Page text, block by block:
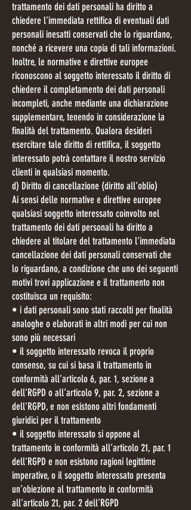
trattamento dei dati personali ha diritto a
chiedere l’immediata rettifica di eventuali dati
personali inesatti conservati che lo riguardano,
nonché a ricevere una copia di tali informazioni.
Inoltre, le normative e direttive europee
riconoscono al soggetto interessato il diritto di
chiedere il completamento dei dati personali
incompleti, anche mediante una dichiarazione
supplementare, tenendo in considerazione la
finalità del trattamento. Qualora desideri
esercitare tale diritto di rettifica, il soggetto
interessato potrà contattare il nostro servizio
clienti in qualsiasi momento.
d) Diritto di cancellazione (diritto all’oblio)
Ai sensi delle normative e direttive europee
qualsiasi soggetto interessato coinvolto nel
trattamento dei dati personali ha diritto a
chiedere al titolare del trattamento l’immediata
cancellazione dei dati personali conservati che
lo riguardano, a condizione che uno dei seguenti
motivi trovi applicazione e il trattamento non
costituisca un requisito:
• i dati personali sono stati raccolti per finalità
analoghe o elaborati in altri modi per cui non
sono più necessari
• il soggetto interessato revoca il proprio
consenso, su cui si basa il trattamento in
conformità all’articolo 6, par. 1, sezione a
dell’RGPD o all’articolo 9, par. 2, sezione a
dell’RGPD, e non esistono altri fondamenti
giuridici per il trattamento
• il soggetto interessato si oppone al
trattamento in conformità all’articolo 21, par. 1
dell’RGPD e non esistono ragioni legittime
imperative, o il soggetto interessato presenta
un’obiezione al trattamento in conformità
all’articolo 21, par. 2 dell’RGPD